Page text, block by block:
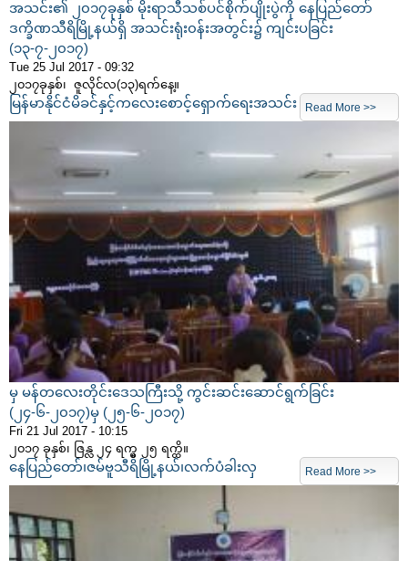
အသင်း၏ ၂၀၁၇ခုနှစ် မိုးရာသီသစ်ပင်စိုက်ပျိုးပွဲကို နေပြည်တော်
ဒက္ခိဏသီရိမြို့နယ်ရှိ အသင်းရုံး၀န်းအတွင်း၌ ကျင်းပခြင်း
(၁၃-၇-၂၀၁၇)
Tue 25 Jul 2017 - 09:32
၂၀၁၇ခုနှစ်၊ ဇူလိုင်လ(၁၃)ရက်နေ့။
Read More >>
မြန်မာနိုင်ငံမိခင်နှင့်ကလေးစောင့်ရှောက်ရေးအသင်း
မှ မန်တလေးတိုင်းဒေသကြီးသို့ ကွင်းဆင်းဆောင်ရွက်ခြင်း
(၂၄-၆-၂၀၁၇)မှ (၂၅-၆-၂၀၁၇)
Fri 21 Jul 2017 - 10:15
၂၀၁၇ ခုနှစ်၊ ဇြန္လ ၂၄ ရက္မွ ၂၅ ရက္ထိ။
Read More >>
နေပြည်တော်၊ဇမ်ဗူသီရိမြို့နယ်၊လက်ပံခါးလှ